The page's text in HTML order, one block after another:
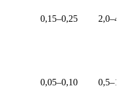
0,15–0,25
0,05–0,10